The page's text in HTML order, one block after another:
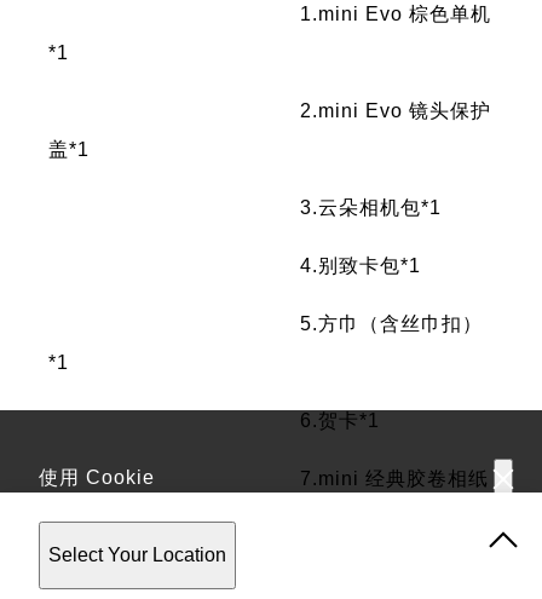
使用 Cookie
该网站使用 Cookie。使用该网站，表示您同意我们的
策 。
Select Your Location
1.mini Evo 棕色单机
*1
2.mini Evo 镜头保护
盖*1
3.云朵相机包*1
4.别致卡包*1
5.方巾（含丝巾扣）
*1
6.贺卡*1
7.mini 经典胶卷相纸
*1